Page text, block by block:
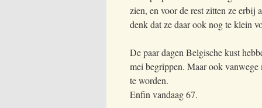
zien, en voor de rest zitten ze erbij
denk dat ze daar ook nog te klein
De paar dagen Belgische kust
mei begrippen. Maar ook
te worden.
Enfin vandaag 67.